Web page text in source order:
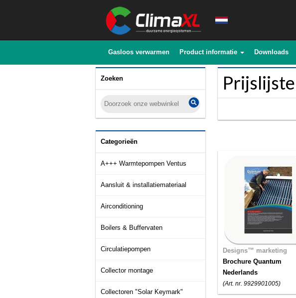
Gasloos verwarmen Product informatie Downloads
Zoeken
Categorieën
A+++ Warmtepompen Ventus
Aansluit & installatiemateriaal
Airconditioning
Boilers & Buffervaten
Circulatiepompen
Collector montage
Collectoren "Solar Keymark"
Designs™ marketing
Brochure Quantum
Nederlands
(Art. nr. 9929901005)